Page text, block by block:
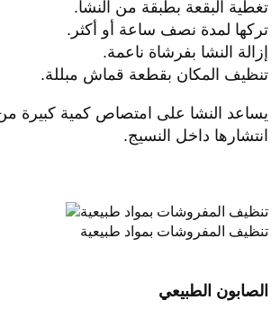
تغطية البقعة بطبقة من النشا.
تركها لمدة نصف ساعة أو أكثر.
إزالة النشا بفرشاة ناعمة.
تنظيف المكان بقطعة قماش مبللة.
يساعد النشا على امتصاص كمية كبيرة
انتشارها داخل النسيج.
تنظيف المفروشات بمواد طبيعية
الصابون الطبيعي